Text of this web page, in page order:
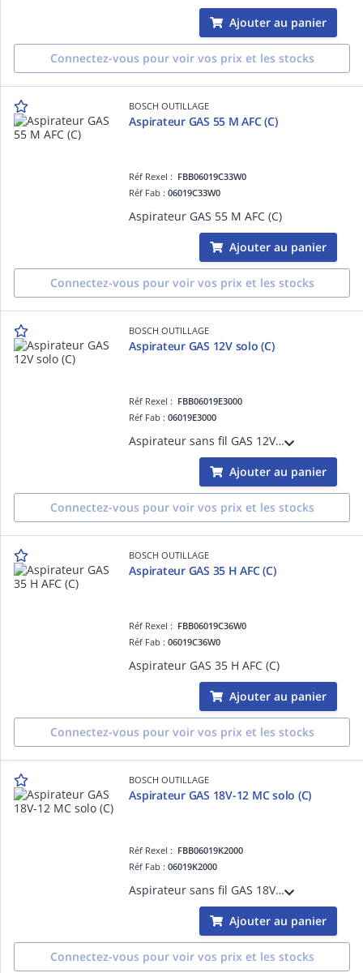
Ajouter au panier
Connectez-vous pour voir vos prix et les stocks
BOSCH OUTILLAGE
Aspirateur GAS 55 M AFC (C)
Réf Rexel : FBB06019C33W0
Réf Fab :06019C33W0
Aspirateur GAS 55 M AFC (C)
Ajouter au panier
Connectez-vous pour voir vos prix et les stocks
BOSCH OUTILLAGE
Aspirateur GAS 12V solo (C)
Réf Rexel : FBB06019E3000
Réf Fab :06019E3000
Aspirateur sans fil GAS 12V solo (C)
Ajouter au panier
Connectez-vous pour voir vos prix et les stocks
BOSCH OUTILLAGE
Aspirateur GAS 35 H AFC (C)
Réf Rexel : FBB06019C36W0
Réf Fab :06019C36W0
Aspirateur GAS 35 H AFC (C)
Ajouter au panier
Connectez-vous pour voir vos prix et les stocks
BOSCH OUTILLAGE
Aspirateur GAS 18V-12 MC solo (C)
Réf Rexel : FBB06019K2000
Réf Fab :06019K2000
Aspirateur sans fil GAS 18V-12 MC solo (C)
Ajouter au panier
Connectez-vous pour voir vos prix et les stocks